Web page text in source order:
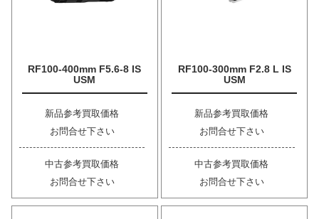
RF100-400mm F5.6-8 IS
USM
新品参考買取価格
お問合せ下さい
中古参考買取価格
お問合せ下さい
RF100-300mm F2.8 L IS
USM
新品参考買取価格
お問合せ下さい
中古参考買取価格
お問合せ下さい